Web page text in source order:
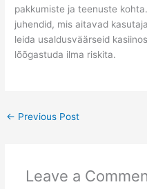
pakkumiste ja teenuste
juhendid, mis aitavad
leida usaldusväärseid
lõõgastuda ilma riskita.
← Previous Post
Leave a